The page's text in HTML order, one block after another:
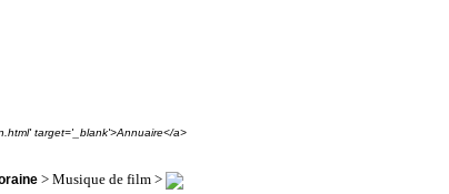
target='_blank'>Annuaire</a>
> Musique de film >